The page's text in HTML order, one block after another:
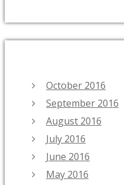
October 2016
September 2016
August 2016
July 2016
June 2016
May 2016